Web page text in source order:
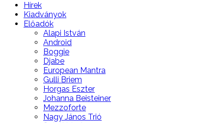
Hírek
Kiadványok
Előadók
Alapi István
Android
Boggie
Djabe
European Mantra
Gulli Briem
Horgas Eszter
Johanna Beisteiner
Mezzoforte
Nagy János Trió